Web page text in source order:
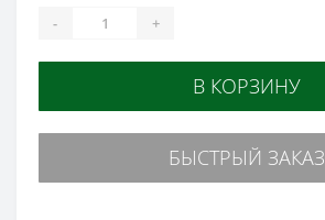
- +
В КОРЗИНУ
БЫСТРЫЙ ЗАКАЗ